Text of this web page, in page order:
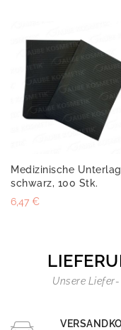
Medizinische
schwarz, 100 Stk.
6,47 €
Unsere